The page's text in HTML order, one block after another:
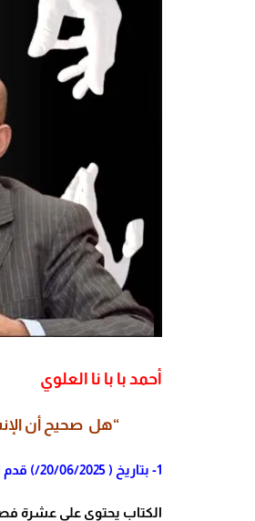
أحمد با با نا العلوي
“هل صحيح أن
1- بتاريخ ( 20/06/2025/) قدم الأستاذ حسن أوريد بمدينة أكادير كتابه الجديد “فخ الهويات”، الصادر عن دار نوفل/الفاضل بالدار البيضاء.
الكتاب يحتوي على عشرة